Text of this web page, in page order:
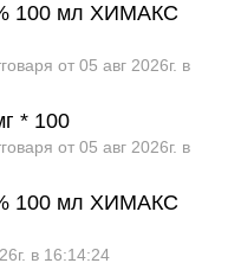
100 мл ХИМАКС
от 05 авг 2026г. в
* 100
от 05 авг 2026г. в
100 мл ХИМАКС
в 16:14:24